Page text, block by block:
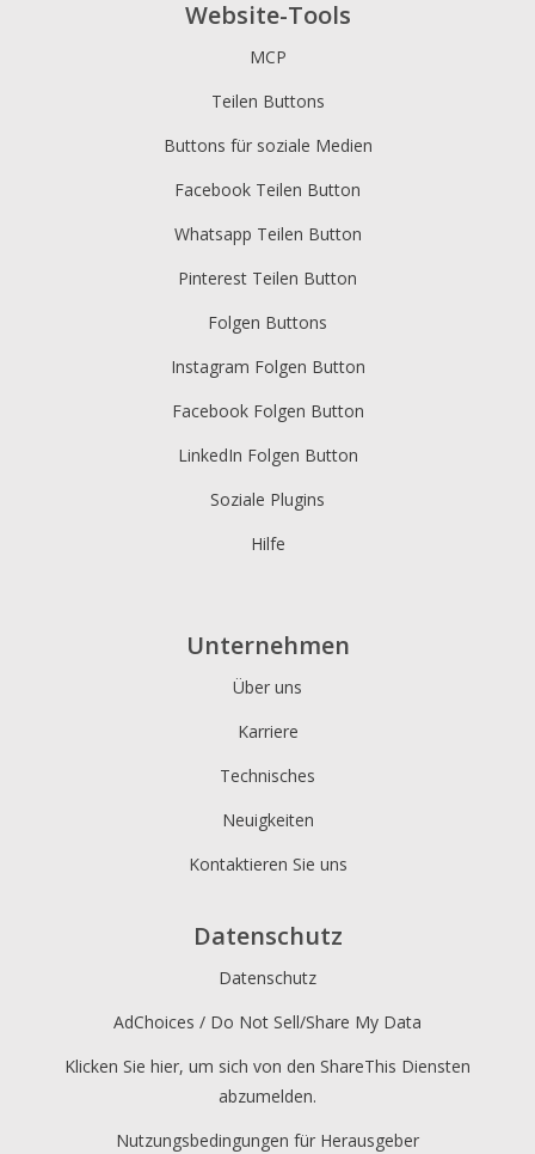
Website-Tools
MCP
Teilen Buttons
Buttons für soziale Medien
Facebook Teilen Button
Whatsapp Teilen Button
Pinterest Teilen Button
Folgen Buttons
Instagram Folgen Button
Facebook Folgen Button
LinkedIn Folgen Button
Soziale Plugins
Hilfe
Unternehmen
Über uns
Karriere
Technisches
Neuigkeiten
Kontaktieren Sie uns
Datenschutz
Datenschutz
AdChoices / Do Not Sell/Share My Data
Klicken Sie hier, um sich von den ShareThis Diensten
abzumelden.
Nutzungsbedingungen für Herausgeber